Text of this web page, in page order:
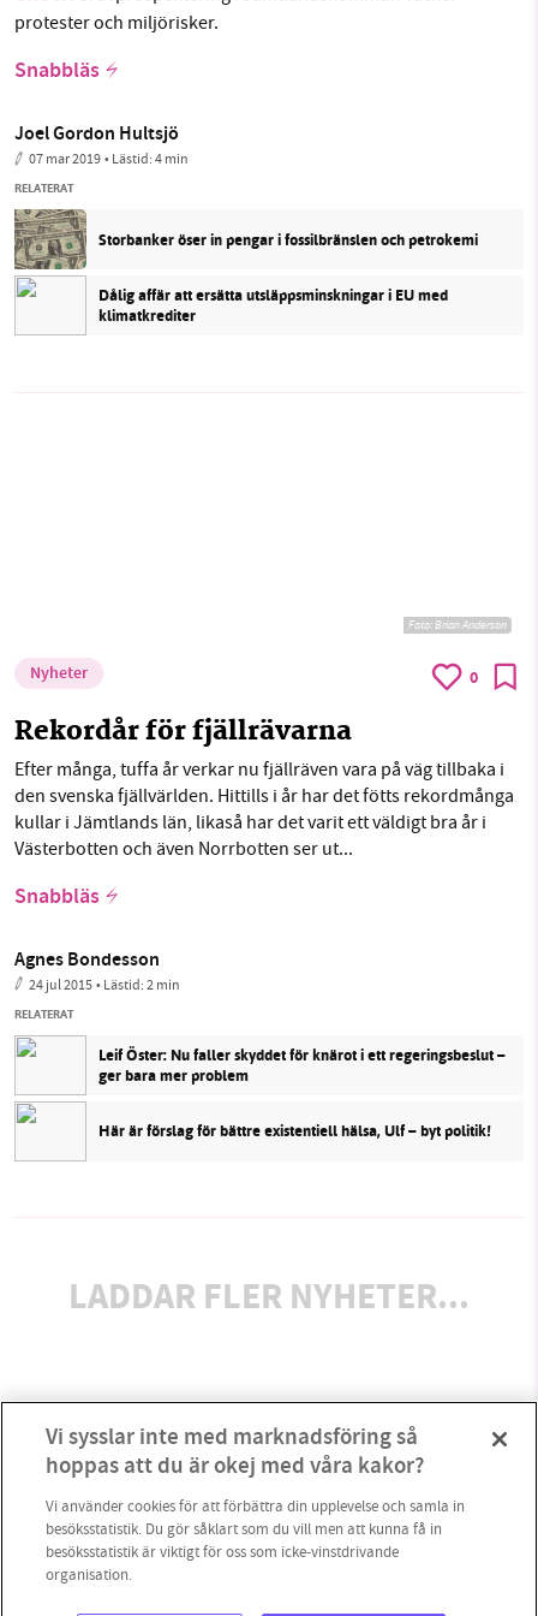
protester och miljörisker.
Snabbläs
Joel Gordon Hultsjö
07 mar 2019• Lästid:4 min
RELATERAT
Storbanker öser in pengar i fossilbränslen och petrokemi
Dålig affär att ersätta utsläppsminskningar i EU med
klimatkrediter
Foto: Brian Anderson
Nyheter 0
Rekordår för fjällrävarna
Efter många, tuffa år verkar nu fjällräven vara på väg tillbaka i
den svenska fjällvärlden. Hittills i år har det fötts rekordmånga
kullar i Jämtlands län, likaså har det varit ett väldigt bra år i
Västerbotten och även Norrbotten ser ut...
Snabbläs
Agnes Bondesson
24 jul 2015• Lästid:2 min
RELATERAT
Leif Öster: Nu faller skyddet för knärot i ett regeringsbeslut –
ger bara mer problem
Här är förslag för bättre existentiell hälsa, Ulf – byt politik!
LADDAR FLER NYHETER...
Vi sysslar inte med marknadsföring så
hoppas att du är okej med våra kakor?
Vi använder cookies för att förbättra din upplevelse och samla in
besöksstatistik. Du gör såklart som du vill men att kunna få in
besöksstatistik är viktigt för oss som icke-vinstdrivande
organisation.